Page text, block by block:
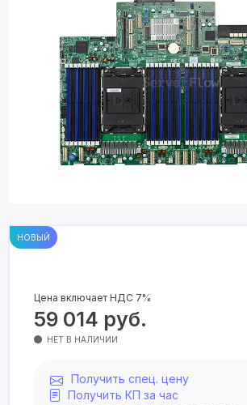
НОВЫЙ
Цена включает НДС 7%
59 014 руб.
НЕТ В НАЛИЧИИ
Получить спец. цену
Получить КП за час